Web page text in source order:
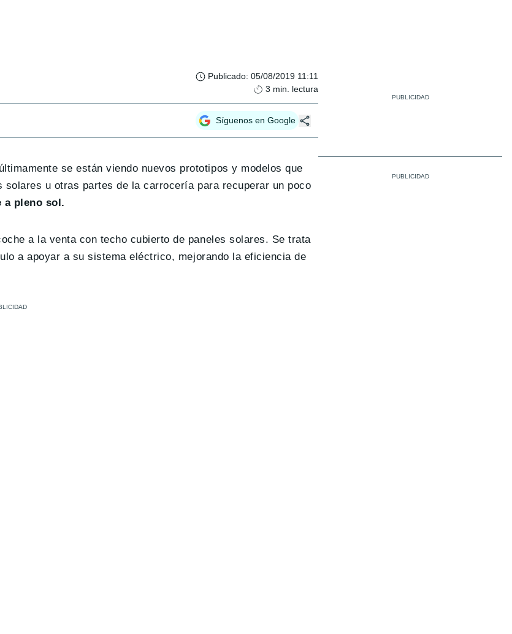
Publicado: 05/08/2019 11:11
3 min. lectura
Síguenos en Google
se están viendo nuevos prototipos y modelos que
u otras partes de la carrocería para recuperar un poco
a pleno sol.
a la venta con techo cubierto de paneles solares. Se trata
a apoyar a su sistema eléctrico, mejorando la eficiencia de